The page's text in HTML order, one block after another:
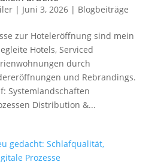
| Juni 3, 2026| Blogbeiträge
zur Hoteleröffnung sind mein
Hotels, Serviced
durch
und Rebrandings.
Systemlandschaften
Distribution &...